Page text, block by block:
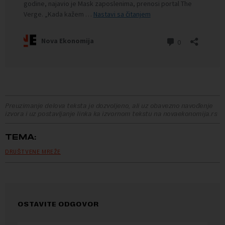
Preuzimanje delova teksta je dozvoljeno, ali uz obavezno navođenje
izvora i uz postavljanje linka ka izvornom tekstu na novaekonomija.rs
TEMA:
DRUŠTVENE MREŽE
OSTAVITE ODGOVOR